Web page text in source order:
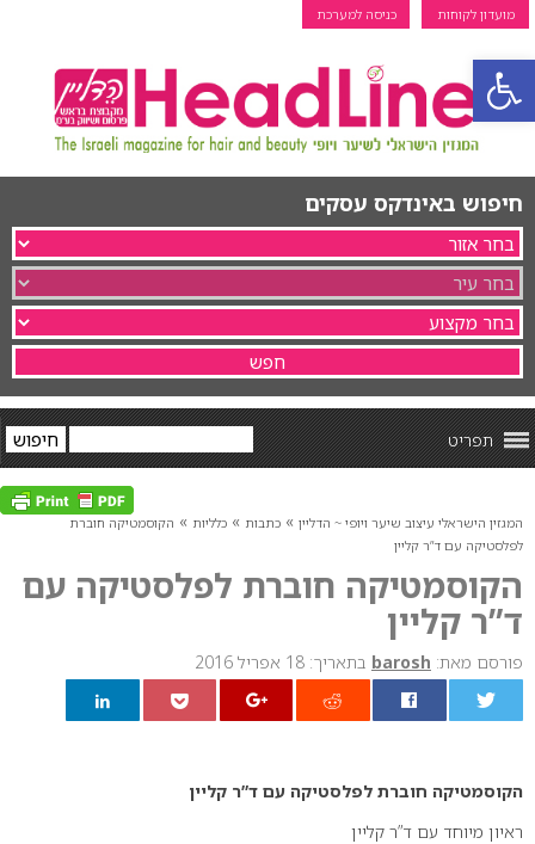
פתח סרגל נגישות
מועדון לקוחות כניסה למערכת
חיפוש באינדקס עסקים
תפריט
המגזין הישראלי עיצוב שיער ויופי ~ הדליין » כתבות » כלליות » הקוסמטיקה חוברת
לפלסטיקה עם ד”ר קליין
הקוסמטיקה חוברת לפלסטיקה עם
ד”ר קליין
פורסם מאת: barosh בתאריך: 18 אפריל 2016
הקוסמטיקה חוברת לפלסטיקה עם ד”ר קליין
ראיון מיוחד עם ד”ר קליין